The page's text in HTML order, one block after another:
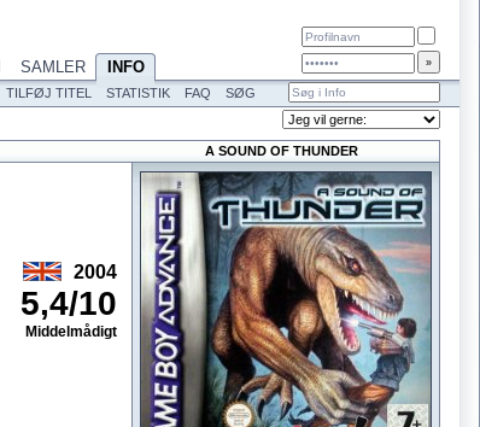
SAMLER INFO
TILFØJ TITEL STATISTIK FAQ SØG
A SOUND OF THUNDER
2004
5,4/10
Middelmådigt